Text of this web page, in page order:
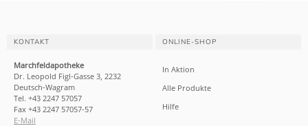
KONTAKT
Marchfeldapotheke
Dr. Leopold Figl-Gasse 3, 2232
Deutsch-Wagram
Tel. +43 2247 57057
Fax +43 2247 57057-57
E-Mail
ONLINE-SHOP
In Aktion
Alle Produkte
Hilfe